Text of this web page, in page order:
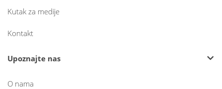
Kutak za medije
Kontakt
Upoznajte nas
O nama